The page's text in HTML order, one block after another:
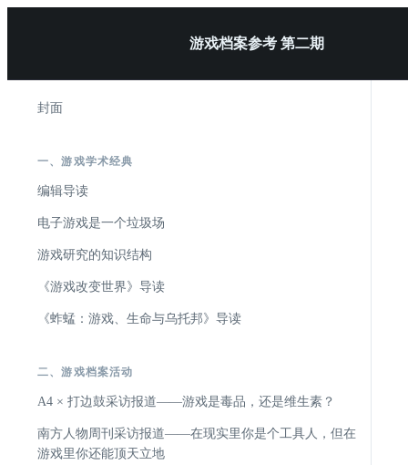
游戏档案参考 第二期
封面
一、游戏学术经典
编辑导读
电子游戏是一个垃圾场
游戏研究的知识结构
《游戏改变世界》导读
《蚱蜢：游戏、生命与乌托邦》导读
二、游戏档案活动
A4 × 打边鼓采访报道——游戏是毒品，还是维生素？
南方人物周刊采访报道——在现实里你是个工具人，但在
游戏里你还能顶天立地